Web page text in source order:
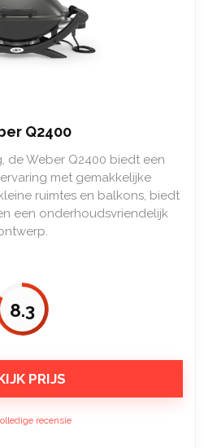
Q2400
de Weber Q2400 biedt een
met gemakkelijke
ruimtes en balkons, biedt
een onderhoudsvriendelijk
8.3
PRIJS
recensie